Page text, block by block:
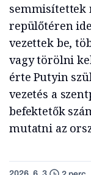
semmisítettek
repülőtéren
vezettek be,
vagy törölni
érte Putyin
vezetés a
befektetők
mutatni az